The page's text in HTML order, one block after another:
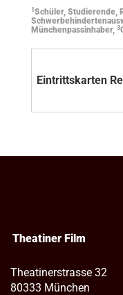
1 Schüler, Studierende,
Münchenpassinhaber, 3
Eintrittskarten
Theatiner Film
Theatinerstrasse 32
80333 München